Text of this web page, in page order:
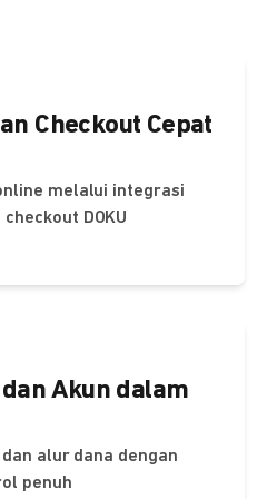
Checkout Cepat
melalui integrasi
DOKU
Akun dalam
alur dana dengan
penuh